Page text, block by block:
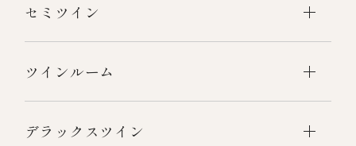
セミツイン
ツインルーム
デラックスツイン